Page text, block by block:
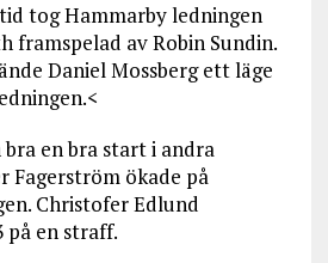
tog Hammarby ledningen
framspelad av Robin Sundin.
Daniel Mossberg ett läge
en bra start i andra
Fagerström ökade på
Christofer Edlund
på en straff.